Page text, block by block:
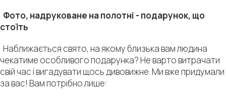
Фото, надруковане на полотні - подарунок, що
стоїть
Наближається свято, на якому близька вам людина
чекатиме особливого подарунка? Не варто витрачати
свій час і вигадувати щось дивовижне. Ми вже придумали
за вас! Вам потрібно лише: